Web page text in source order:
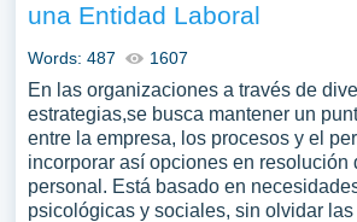
una Entidad Laboral
Words: 487 1607
En las organizaciones a través de
estrategias,se busca mantener un
entre la empresa, los procesos y el
incorporar así opciones en resolución
personal. Está basado en
psicológicas y sociales, sin olvidar